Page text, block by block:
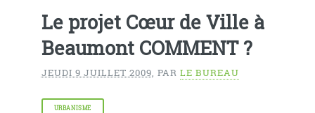
Le projet Cœur de Ville à
Beaumont COMMENT ?
JEUDI 9 JUILLET 2009, PAR LE BUREAU
URBANISME